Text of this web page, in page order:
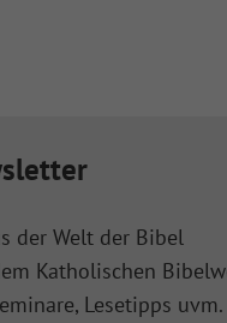
der Welt der Bibel
Katholischen
Lesetipps uvm.